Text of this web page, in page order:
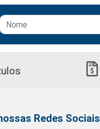
Redes Sociais